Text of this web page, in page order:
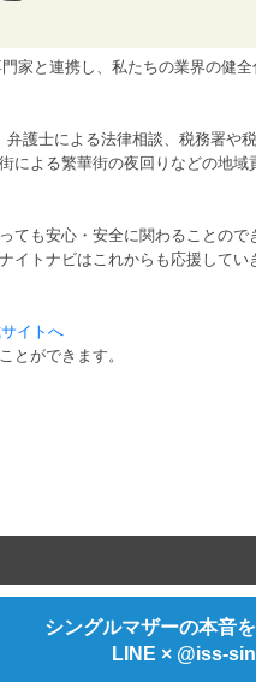
家と連携し、私たちの業界の健
弁護士による法律相談、税務署や
による繁華街の夜回りなどの地域
ても安心・安全に関わることので
イトナビはこれからも応援してい
イトへ
とができます。
シングルマザーの本音
LINE × @iss-